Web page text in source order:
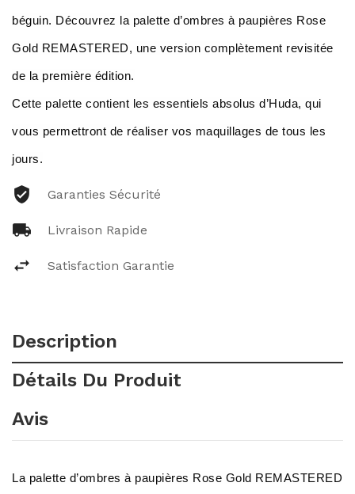
béguin. Découvrez la palette d’ombres à paupières Rose
Gold REMASTERED, une version complètement revisitée
de la première édition.
Cette palette contient les essentiels absolus d’Huda, qui
vous permettront de réaliser vos maquillages de tous les
jours.
Garanties Sécurité
Livraison Rapide
Satisfaction Garantie
Description
Détails Du Produit
Avis
La palette d’ombres à paupières Rose Gold REMASTERED